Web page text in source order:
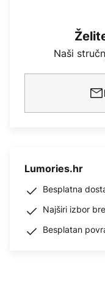
Naši
Lumories.hr
Besplatna
Najširi izbor
Besplatan